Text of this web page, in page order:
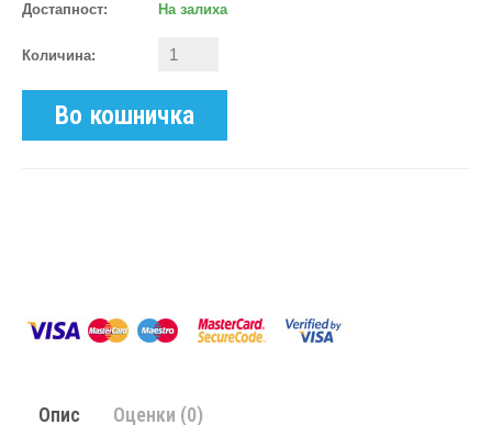
Достапност: На залиха
Количина:
Во кошничка
Опис Оценки (0)